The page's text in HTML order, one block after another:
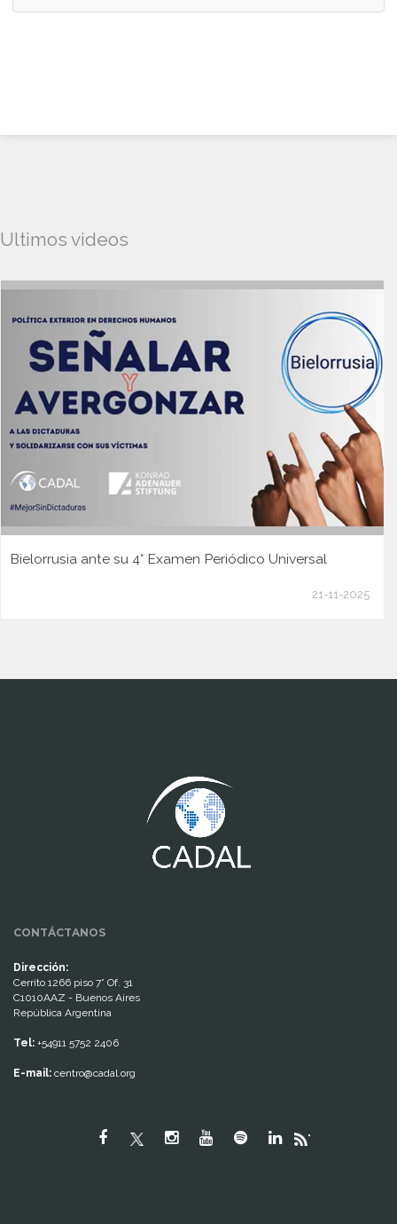
Ultimos videos
Bielorrusia ante su 4° Examen Periódico Universal
21-11-2025
CONTÁCTANOS
Dirección:
Cerrito 1266 piso 7° Of. 31
C1010AAZ - Buenos Aires
República Argentina
Tel: +54911 5752 2406
E-mail: centro@cadal.org
"